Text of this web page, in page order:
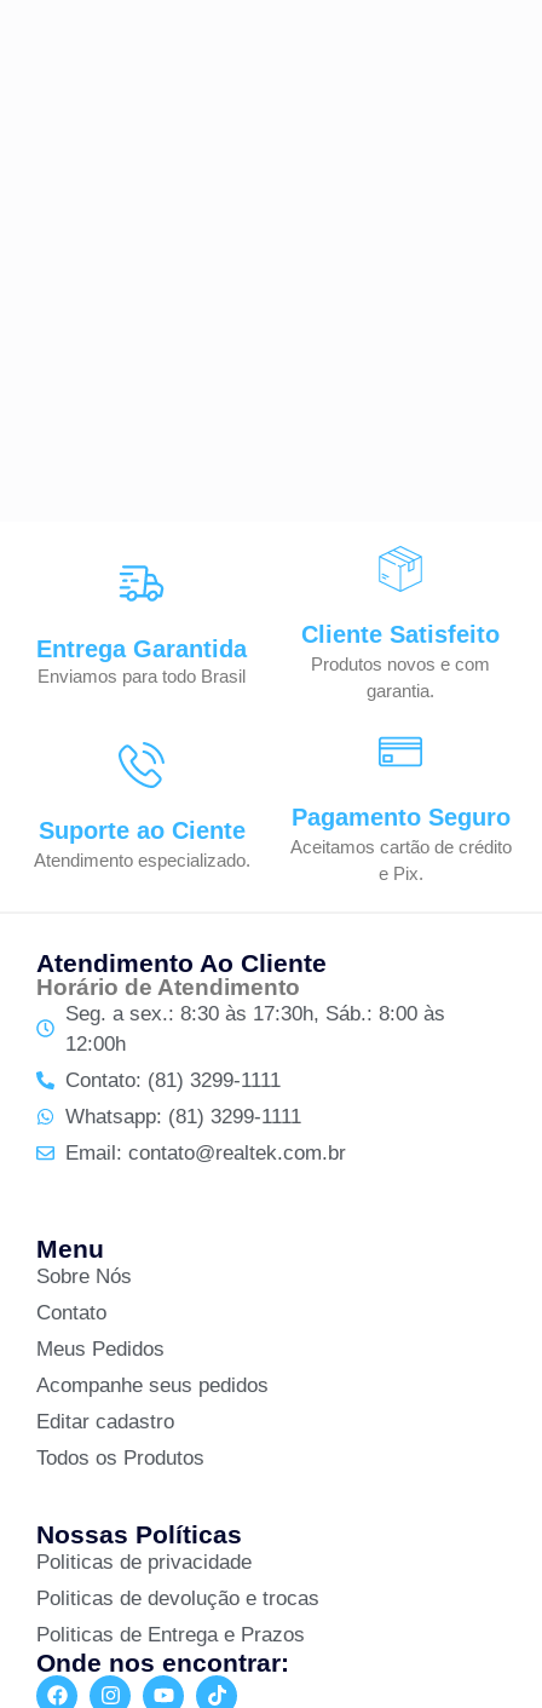
Entrega Garantida
Enviamos para todo Brasil
Cliente Satisfeito
Produtos novos e com
garantia.
Suporte ao Ciente
Atendimento especializado.
Pagamento Seguro
Aceitamos cartão de crédito
e Pix.
Atendimento Ao Cliente
Horário de Atendimento
Seg. a sex.: 8:30 às 17:30h, Sáb.: 8:00 às
12:00h
Contato: (81) 3299-1111
Whatsapp: (81) 3299-1111
Email: contato@realtek.com.br
Menu
Sobre Nós
Contato
Meus Pedidos
Acompanhe seus pedidos
Editar cadastro
Todos os Produtos
Nossas Políticas
Politicas de privacidade
Politicas de devolução e trocas
Politicas de Entrega e Prazos
Onde nos encontrar: